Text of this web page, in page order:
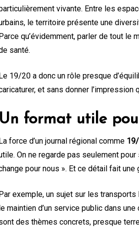
vivante. Entre les
le territoire présente une
qu’évidemment, parler de tout le
santé.
19/20 a donc un rôle presque
et sans donner
Un format utile
force d’un journal régional comme
On ne regarde pas seulement
pour nous ». Et ce détail fait
exemple, un sujet sur les
maintien d’un service public dans
des thèmes concrets, presque